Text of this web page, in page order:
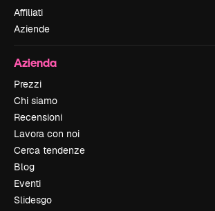
Affiliati
Aziende
Azienda
Prezzi
Chi siamo
Recensioni
Lavora con noi
Cerca tendenze
Blog
Eventi
Slidesgo